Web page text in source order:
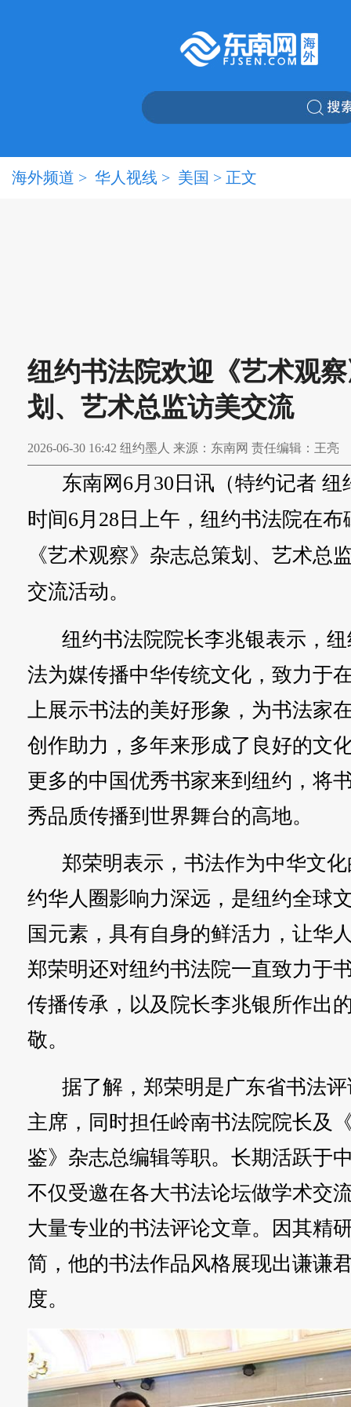
海外频道 > 华人视线 > 美国 > 正文
纽约书法院欢迎《艺术观
划、艺术总监访美交流
2026-06-30 16:42 纽约墨人 来源：东南网 责任编辑：王亮
东南网6月30日讯（特约记者 纽
时间6月28日上午，纽约书法院在
《艺术观察》杂志总策划、艺术总
交流活动。
纽约书法院院长李兆银表示，
法为媒传播中华传统文化，致力于
上展示书法的美好形象，为书法家
创作助力，多年来形成了良好的文
更多的中国优秀书家来到纽约，将
秀品质传播到世界舞台的高地。
郑荣明表示，书法作为中华文
约华人圈影响力深远，是纽约全球
国元素，具有自身的鲜活力，让华
郑荣明还对纽约书法院一直致力于
传播传承，以及院长李兆银所作出
敬。
据了解，郑荣明是广东省书法
主席，同时担任岭南书法院院长及
鉴》杂志总编辑等职。长期活跃于
不仅受邀在各大书法论坛做学术交
大量专业的书法评论文章。因其精
简，他的书法作品风格展现出谦谦
度。